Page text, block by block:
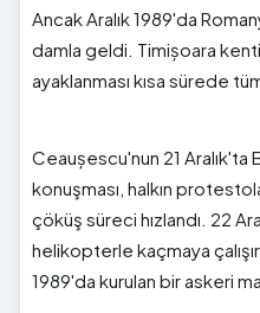
Ancak Aralık 1989'da
damla geldi. Timișoara
ayaklanması kısa sürede
Ceaușescu'nun 21 Aralık'ta
konuşması, halkın
çöküş süreci hızlandı. 22
helikopterle kaçmaya
1989'da kurulan bir askeri